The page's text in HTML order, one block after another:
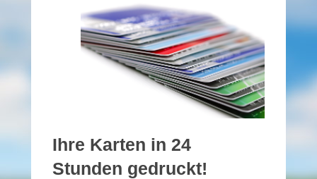
Ihre Karten in 24
Stunden gedruckt!